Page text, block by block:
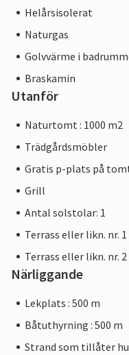
Helårsisolerat
Naturgas
Golvvärme i
Braskamin
Utanför
Naturtomt : 1000 m2
Trädgårdsmöbler
Gratis p-plats på
Grill
Antal solstolar: 1
Terrass eller likn. nr.
Terrass eller likn. nr.
Närliggande
Lekplats : 500 m
Båtuthyrning : 500 m
Strand som tillåter